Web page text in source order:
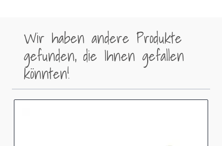
Wir haben andere Produkte
gefunden, die Ihnen gefallen
könnten!